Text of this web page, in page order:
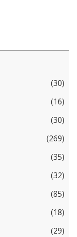
(30)
(16)
(30)
(269)
(35)
(32)
(85)
(18)
(29)